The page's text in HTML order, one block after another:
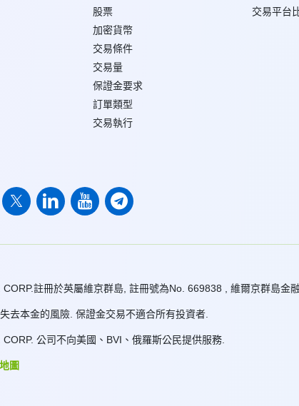
股票
加密貨幣
交易條件
交易量
保證金要求
訂單類型
交易執行
交易平台
CORP.註冊於英屬維京群島, 註冊號為No. 669838 , 維爾京群島金
去本金的風險. 保證金交易不適合所有投資者.
CORP. 公司不向美國、BVI、俄羅斯公民提供服務.
圖